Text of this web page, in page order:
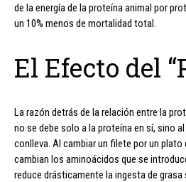
de la energía de la proteína animal por
un 10% menos de mortalidad total.
El Efecto del
La razón detrás de la relación entre la
no se debe solo a la proteína en sí, sino
conlleva. Al cambiar un filete por un plato
cambian los aminoácidos que se
reduce drásticamente la ingesta de